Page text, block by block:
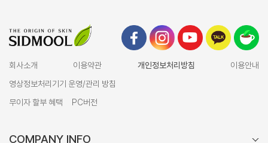
회사소개 이용약관 개인정보처리방침
이용안내
영상정보처리기기 운영/관리 방침
무이자 할부 혜택
PC버전
COMPANY INFO